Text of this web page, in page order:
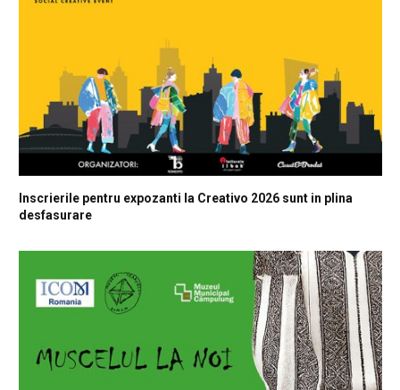
Inscrierile pentru expozanti la Creativo 2026 sunt in plina
desfasurare